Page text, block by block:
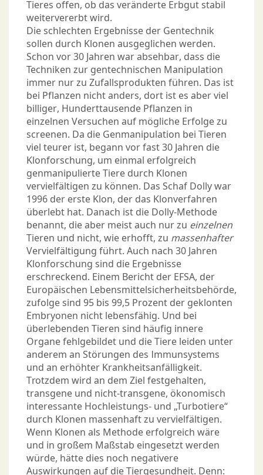
Tieres offen, ob das veränderte Erbgut stabil
weitervererbt wird.
Die schlechten Ergebnisse der Gentechnik
sollen durch Klonen ausgeglichen werden.
Schon vor 30 Jahren war absehbar, dass die
Techniken zur gentechnischen Manipulation
immer nur zu Zufallsprodukten führen. Das ist
bei Pflanzen nicht anders, dort ist es aber viel
billiger, Hunderttausende Pflanzen in
einzelnen Versuchen auf mögliche Erfolge zu
screenen. Da die Genmanipulation bei Tieren
viel teurer ist, begann vor fast 30 Jahren die
Klonforschung, um einmal erfolgreich
genmanipulierte Tiere durch Klonen
vervielfältigen zu können. Das Schaf Dolly war
1996 der erste Klon, der das Klonverfahren
überlebt hat. Danach ist die Dolly-Methode
benannt, die aber meist auch nur zu einzelnen
Tieren und nicht, wie erhofft, zu massenhafter
Vervielfältigung führt. Auch nach 30 Jahren
Klonforschung sind die Ergebnisse
erschreckend. Einem Bericht der EFSA, der
Europäischen Lebensmittelsicherheitsbehörde,
zufolge sind 95 bis 99,5 Prozent der geklonten
Embryonen nicht lebensfähig. Und bei
überlebenden Tieren sind häufig innere
Organe fehlgebildet und die Tiere leiden unter
anderem an Störungen des Immunsystems
und an erhöhter Krankheitsanfälligkeit.
Trotzdem wird an dem Ziel festgehalten,
transgene und nicht-transgene, ökonomisch
interessante Hochleistungs- und „Turbotiere“
durch Klonen massenhaft zu vervielfältigen.
Wenn Klonen als Methode erfolgreich wäre
und in großem Maßstab eingesetzt werden
würde, hätte dies noch negativere
Auswirkungen auf die Tiergesundheit. Denn: